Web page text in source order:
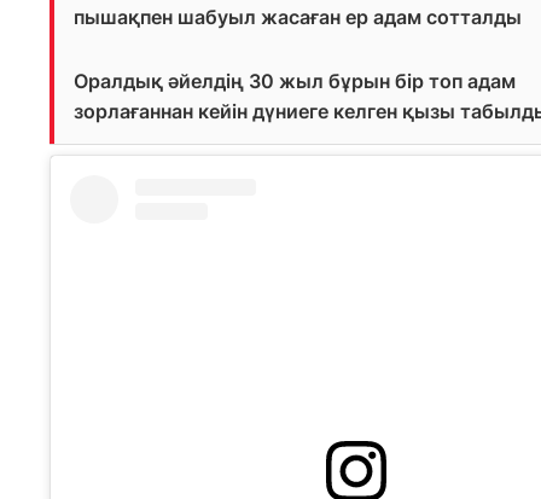
пышақпен шабуыл жасаған ер адам сотталды
Оралдық әйелдің 30 жыл бұрын бір топ адам
зорлағаннан кейін дүниеге келген қызы